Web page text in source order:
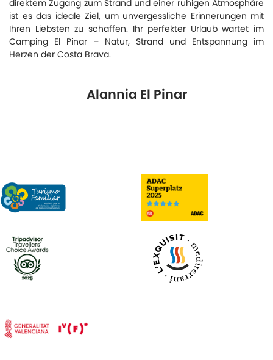
direktem Zugang zum Strand und einer ruhigen Atmosphäre
ist es das ideale Ziel, um unvergessliche Erinnerungen mit
Ihren Liebsten zu schaffen. Ihr perfekter Urlaub wartet im
Camping El Pinar – Natur, Strand und Entspannung im
Herzen der Costa Brava.
Alannia El Pinar